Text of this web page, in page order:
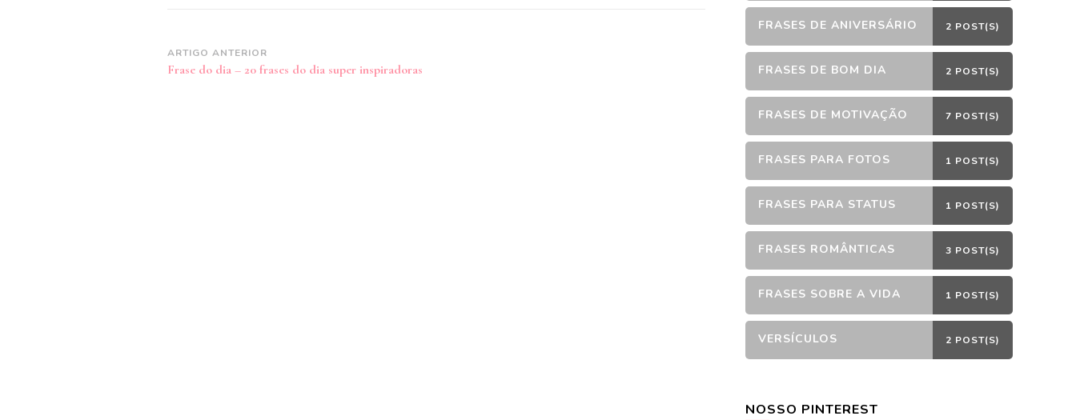
Navegação
de
ARTIGO ANTERIOR
Frase do dia – 20 frases do dia super inspiradoras
FRASES DE ANIVERSÁRIO 2 POST(S)
FRASES DE BOM DIA 2 POST(S)
FRASES DE MOTIVAÇÃO 7 POST(S)
FRASES PARA FOTOS 1 POST(S)
FRASES PARA STATUS 1 POST(S)
FRASES ROMÂNTICAS 3 POST(S)
FRASES SOBRE A VIDA 1 POST(S)
VERSÍCULOS 2 POST(S)
NOSSO PINTEREST